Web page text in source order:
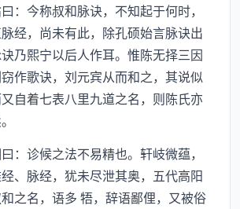
今称叔和脉诀，不知起于何时，
经，尚未有此，除孔硕始言脉诀出
乃熙宁以后人作耳。惟陈无择三因
作歌诀，刘元宾从而和之，其说似
自着七表八里九道之名，则陈氏亦
诊候之法不易精也。轩岐微蕴，
、脉经，犹未尽泄其奥，五代高阳
之名，语多 牾，辞语鄙俚，又被俗